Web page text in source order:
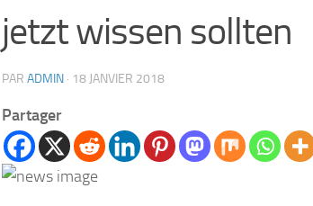
jetzt wissen sollten
PAR ADMIN · 18 JANVIER 2018
Partager